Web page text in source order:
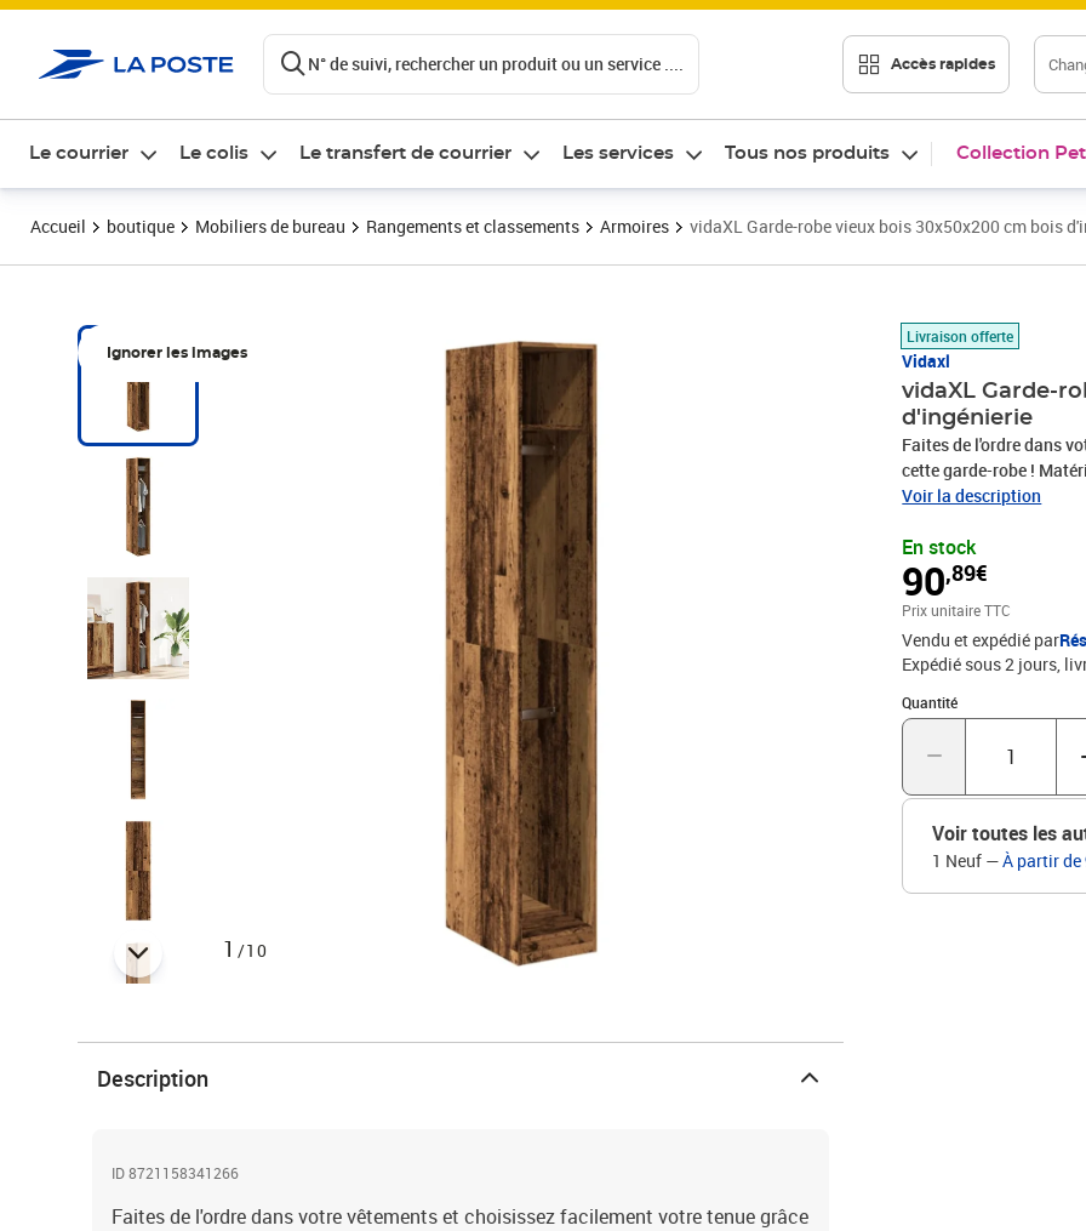
N° de suivi, rechercher un produit ou un service .... Accès rapides
Le courrier Le colis Le transfert de courrier Les services Tous nos produits Collection
Accueil boutique Mobiliers de bureau Rangements et classements Armoires vidaXL Garde-robe vieux bois 30x50x200 cm bois
Ignorer les images
1 /10
Livraison offerte
Vidaxl
vidaXL Garde-
d'ingénierie
Faites de l'ordre dans
cette garde-robe !
exceptionnelle avec
compartiments offre un
gants ou autres articles
épurées et à son
elle est également
Attention :Pour éviter
fixation murale
x 50 x 200 cm (l x P x
Voir la description
En stock
90,89€
Prix 90,89€
Prix unitaire TTC
Vendu et expédié par
Expédié sous 2 jours
Quantité
Quantité : 1
Voir toutes les
1 Neuf —À partir de
Description
ID 8721158341266
Faites de l'ordre dans votre vêtements et choisissez facilement votre tenue grâce